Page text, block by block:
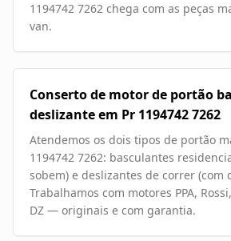
1194742 7262 chega com as peças
van.
Conserto de motor de portão
deslizante em Pr 1194742 7262
Atendemos os dois tipos de portão
1194742 7262: basculantes
sobem) e deslizantes de correr (com
Trabalhamos com motores PPA,
DZ — originais e com garantia.